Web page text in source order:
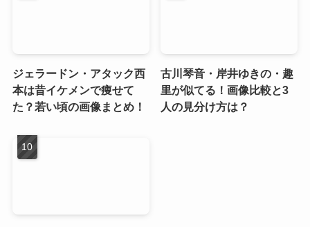
ジェラードン・アタック西
本は昔イケメンで痩せて
た？若い頃の画像まとめ！
古川琴音・岸井ゆきの・趣
里が似てる！画像比較と3
人の見分け方は？